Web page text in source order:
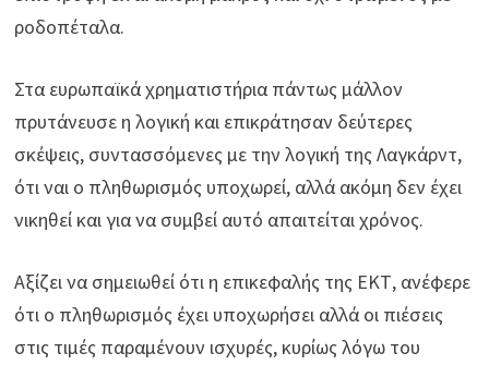
ροδοπέταλα.
Στα ευρωπαϊκά χρηματιστήρια πάντως μάλλον
πρυτάνευσε η λογική και επικράτησαν δεύτερες
σκέψεις, συντασσόμενες με την λογική της Λαγκάρντ,
ότι ναι ο πληθωρισμός υποχωρεί, αλλά ακόμη δεν έχει
νικηθεί και για να συμβεί αυτό απαιτείται χρόνος.
Αξίζει να σημειωθεί ότι η επικεφαλής της ΕΚΤ, ανέφερε
ότι ο πληθωρισμός έχει υποχωρήσει αλλά οι πιέσεις
στις τιμές παραμένουν ισχυρές, κυρίως λόγω του